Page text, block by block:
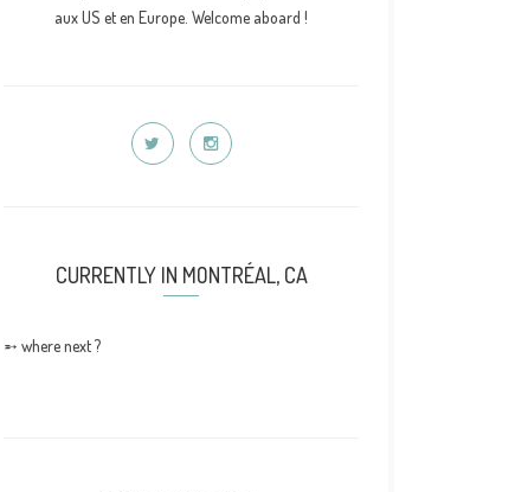
aux US et en Europe. Welcome aboard !
CURRENTLY IN MONTRÉAL, CA
➵ where next ?